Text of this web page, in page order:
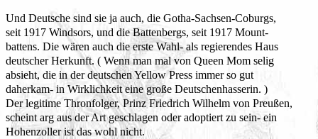
Und Deutsche sind sie ja auch, die Gotha-Sachsen-Coburgs,
seit 1917 Windsors, und die Battenbergs, seit 1917 Mount-
battens. Die wären auch die erste Wahl- als regierendes Haus
deutscher Herkunft. ( Wenn man mal von Queen Mom selig
absieht, die in der deutschen Yellow Press immer so gut
daherkam- in Wirklichkeit eine große Deutschenhasserin. )
Der legitime Thronfolger, Prinz Friedrich Wilhelm von Preußen,
scheint arg aus der Art geschlagen oder adoptiert zu sein- ein
Hohenzoller ist das wohl nicht.